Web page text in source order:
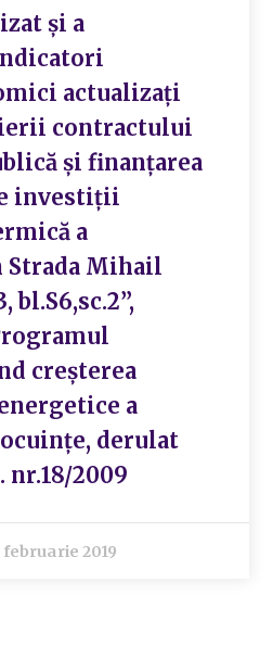
și a
actualizați
contractului
și finanțarea
investiții
a
Mihail
bl.S6,sc.2”,
creșterea
a
derulat
nr.18/2009
februarie 2019